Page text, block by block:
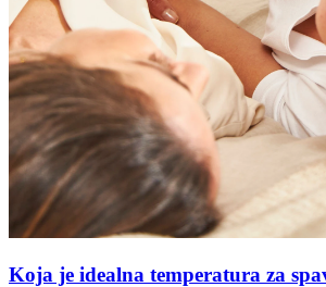
Koja je idealna temperatura za